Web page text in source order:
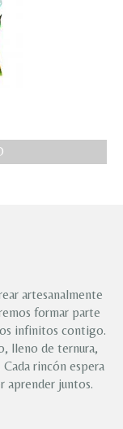
artesanalmente
formar parte
infinitos contigo.
lleno de ternura,
rincón espera
aprender juntos.